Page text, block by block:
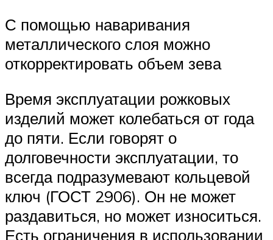
С помощью наваривания
металлического слоя можно
откорректировать объем зева
Время эксплуатации рожковых
изделий может колебаться от года
до пяти. Если говорят о
долговечности эксплуатации, то
всегда подразумевают кольцевой
ключ (ГОСТ 2906). Он не может
раздавиться, но может износиться.
Есть ограничения в использовании